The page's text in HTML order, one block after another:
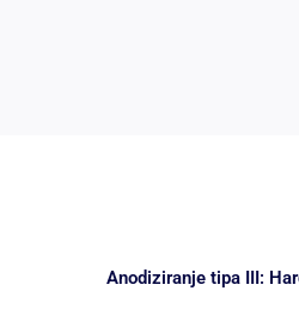
Anodiziranje tipa III: